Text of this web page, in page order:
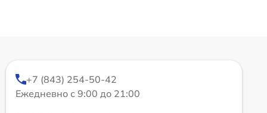
+7 (843) 254-50-42
Ежедневно с 9:00 до 21:00